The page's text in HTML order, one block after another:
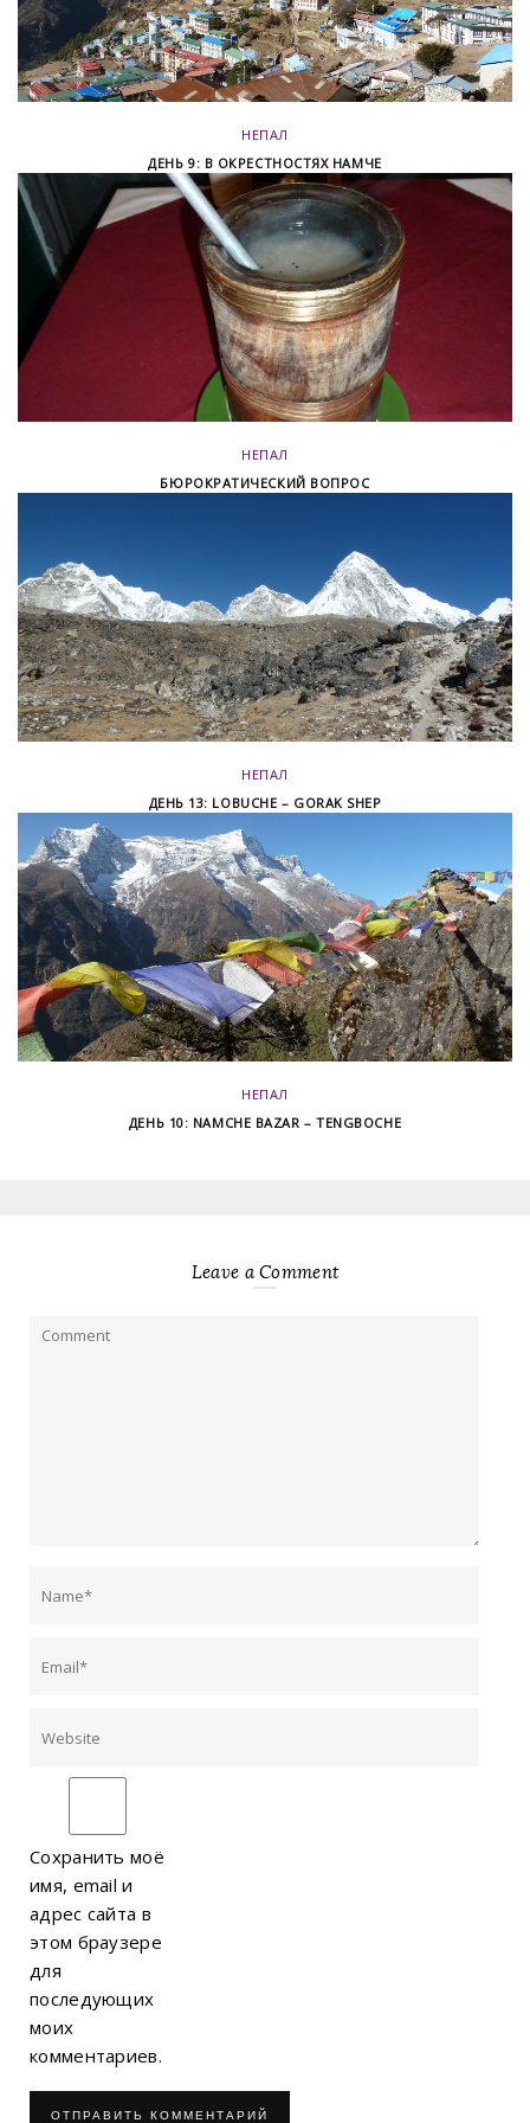
НЕПАЛ
ДЕНЬ 9: В ОКРЕСТНОСТЯХ НАМЧЕ
НЕПАЛ
БЮРОКРАТИЧЕСКИЙ ВОПРОС
НЕПАЛ
ДЕНЬ 13: LOBUCHE – GORAK SHEP
НЕПАЛ
ДЕНЬ 10: NAMCHE BAZAR – TENGBOCHE
Leave a Comment
Сохранить моё
имя, email и
адрес сайта в
этом браузере
для
последующих
моих
комментариев.